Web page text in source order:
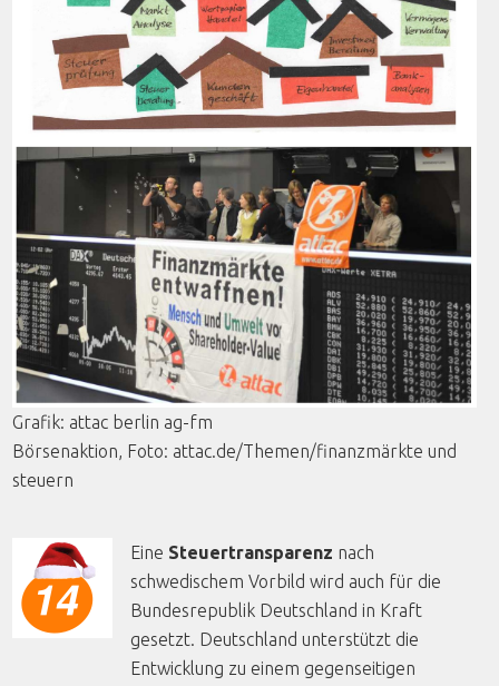
Grafik: attac berlin ag-fm
Börsenaktion, Foto: attac.de/Themen/finanzmärkte
steuern
Eine Steuertransparenz nach
schwedischem Vorbild wird auch für die
Bundesrepublik Deutschland in Kraft
gesetzt. Deutschland unterstützt die
Entwicklung zu einem gegenseitigen